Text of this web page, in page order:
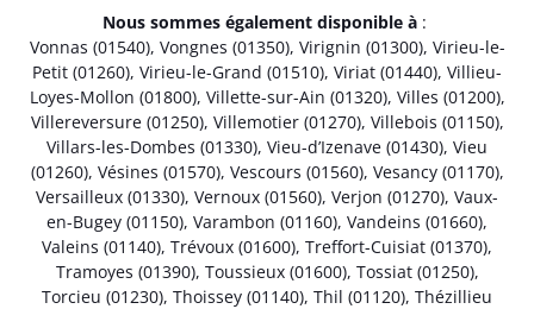
Nous sommes également disponible à :
Vonnas (01540), Vongnes (01350), Virignin (01300), Virieu-le-
Petit (01260), Virieu-le-Grand (01510), Viriat (01440), Villieu-
Loyes-Mollon (01800), Villette-sur-Ain (01320), Villes (01200),
Villereversure (01250), Villemotier (01270), Villebois (01150),
Villars-les-Dombes (01330), Vieu-d’Izenave (01430), Vieu
(01260), Vésines (01570), Vescours (01560), Vesancy (01170),
Versailleux (01330), Vernoux (01560), Verjon (01270), Vaux-
en-Bugey (01150), Varambon (01160), Vandeins (01660),
Valeins (01140), Trévoux (01600), Treffort-Cuisiat (01370),
Tramoyes (01390), Toussieux (01600), Tossiat (01250),
Torcieu (01230), Thoissey (01140), Thil (01120), Thézillieu